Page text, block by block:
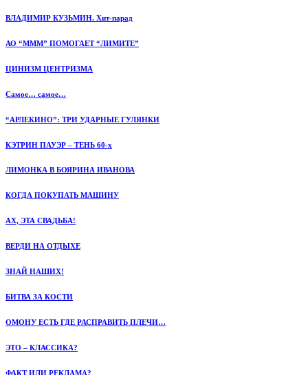
ВЛАДИМИР КУЗЬМИН. Хит-парад
АО “МММ” ПОМОГАЕТ “ЛИМИТЕ”
ЦИНИЗМ ЦЕНТРИЗМА
Самое… самое…
“АРЛЕКИНО”: ТРИ УДАРНЫЕ ГУЛЯНКИ
КЭТРИН ПАУЭР – ТЕНЬ 60-х
ЛИМОНКА В БОЯРИНА ИВАНОВА
КОГДА ПОКУПАТЬ МАШИНУ
АХ, ЭТА СВАДЬБА!
ВЕРДИ НА ОТДЫХЕ
ЗНАЙ НАШИХ!
БИТВА ЗА КОСТИ
ОМОНУ ЕСТЬ ГДЕ РАСПРАВИТЬ ПЛЕЧИ…
ЭТО – КЛАССИКА?
ФАКТ ИЛИ РЕКЛАМА?